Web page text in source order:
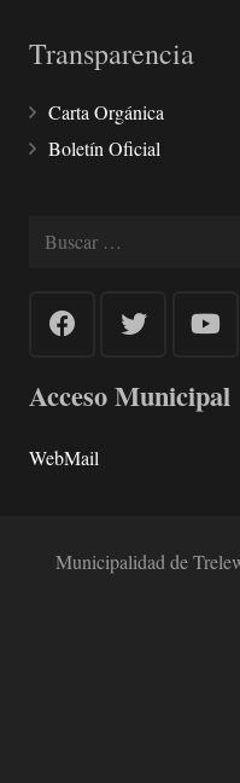
Transparencia
Carta Orgánica
Boletín Oficial
Buscar:
Acceso Municipal
WebMail
Municipalidad de